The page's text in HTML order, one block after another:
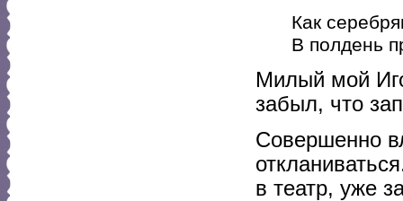
Как
В полдень
Милый мой
забыл, что
Совершенно
в театр, уже